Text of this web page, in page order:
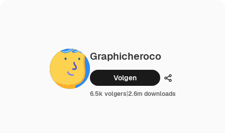
Graphicheroco
Volgen Delen
6.5k volgers|2.6m downloads